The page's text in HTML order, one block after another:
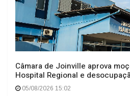
Câmara de Joinville aprova
Hospital Regional e
05/08/2026 15:02